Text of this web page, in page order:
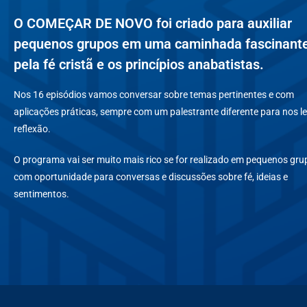
O COMEÇAR DE NOVO foi criado para auxiliar
pequenos grupos em uma caminhada
pela fé cristã e os princípios anabatistas.
Nos 16 episódios vamos conversar sobre temas pertinentes e com
aplicações práticas, sempre com um palestrante diferente para nos
reflexão.
O programa vai ser muito mais rico se for realizado em pequenos
com oportunidade para conversas e discussões sobre fé, ideias e
sentimentos.